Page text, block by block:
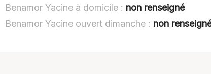
Benamor Yacine à domicile : non renseigné
Benamor Yacine ouvert dimanche : non